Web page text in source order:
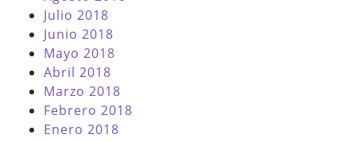
Julio 2018
Junio 2018
Mayo 2018
Abril 2018
Marzo 2018
Febrero 2018
Enero 2018